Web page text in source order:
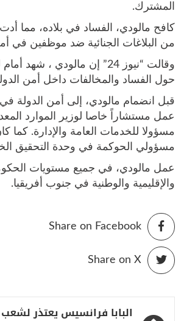
المشترك.
كافح مالودي، الفساد في بلاده، مما
من البلاغات الجنائية ضد موظفين في
وقالت “نيوز 24” إن مالودي ، شهد
حول الفساد والمخالفات داخل أمن
قبل انضمام مالودي، إلى أمن الدولة في
عمل مستشاراً خاصا لوزير الموارد
مسؤولا للخدمات العامة والإدارة. كما
مسؤولي الحوكمة في وحدة التحقيق
عمل مالودي، في جميع مستويات
والإقليمية والوطنية في جنوب أفريقيا.
Share on Facebook
Share on X
تصفّحالبابا فرانسيس يعتذر